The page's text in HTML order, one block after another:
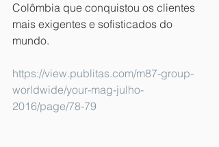
Colômbia que conquistou os clientes
mais exigentes e sofisticados do
mundo.
https://view.publitas.com/m87-group-
worldwide/your-mag-julho-
2016/page/78-79